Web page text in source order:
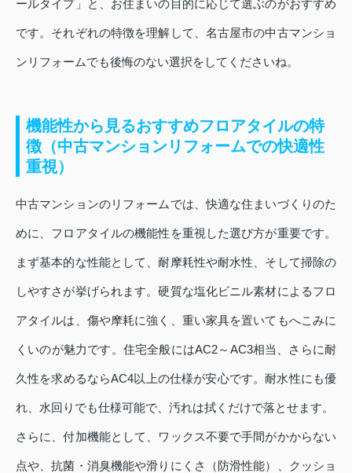
ールタイプ」と、お住まいの目的に応じて選ぶのがおすすめ
です。それぞれの特徴を理解して、名古屋市の中古マンショ
ンリフォームでも後悔のない選択をしてくださいね。
機能性から見るおすすめフロアタイルの特
徴（中古マンションリフォームでの快適性
重視）
中古マンションのリフォームでは、快適な住まいづくりのた
めに、フロアタイルの機能性を重視した選び方が重要です。
まず基本的な性能として、耐摩耗性や耐水性、そして掃除の
しやすさが挙げられます。硬質な塩化ビニル素材によるフロ
アタイルは、傷や摩耗に強く、重い家具を置いてもへこみに
くいのが魅力です。住宅全般にはAC2～AC3相当、さらに耐
久性を求めるならAC4以上の仕様が安心です。耐水性にも優
れ、水回りでも仕様可能で、汚れは拭くだけで落とせます。
さらに、付加機能として、ワックス不要で手間がかからない
点や、抗菌・消臭機能や滑りにくさ（防滑性能）、クッショ